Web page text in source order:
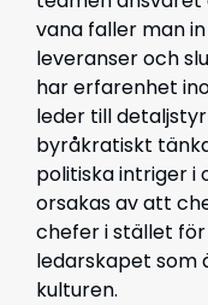
vana faller man
leveranser och
har erfarenhet
leder till
byråkratiskt
politiska intriger i
orsakas av att
chefer i stället
ledarskapet som
kulturen.